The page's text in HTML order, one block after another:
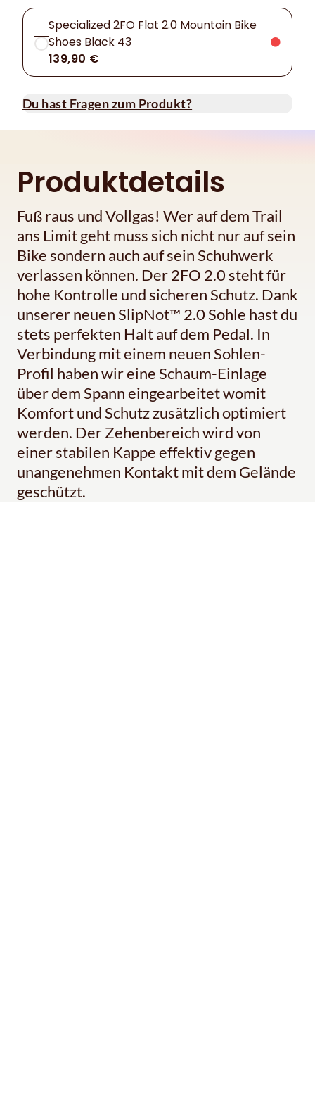
Specialized 2FO Flat 2.0 Mountain Bike
Shoes Black 43
139,90 €
Du hast Fragen zum Produkt?
Produktdetails
Fuß raus und Vollgas! Wer auf dem Trail
ans Limit geht muss sich nicht nur auf sein
Bike sondern auch auf sein Schuhwerk
verlassen können. Der 2FO 2.0 steht für
hohe Kontrolle und sicheren Schutz. Dank
unserer neuen SlipNot™ 2.0 Sohle hast du
stets perfekten Halt auf dem Pedal. In
Verbindung mit einem neuen Sohlen-
Profil haben wir eine Schaum-Einlage
über dem Spann eingearbeitet womit
Komfort und Schutz zusätzlich optimiert
werden. Der Zehenbereich wird von
einer stabilen Kappe effektiv gegen
unangenehmen Kontakt mit dem Gelände
geschützt.